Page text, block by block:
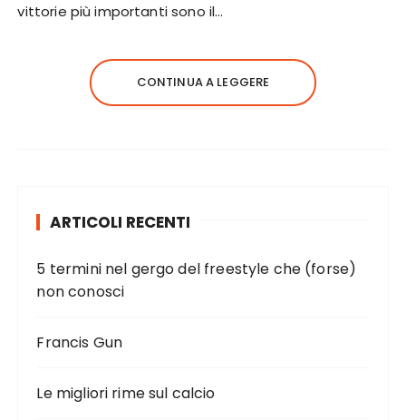
vittorie più importanti sono il…
CONTINUA A LEGGERE
ARTICOLI RECENTI
5 termini nel gergo del freestyle che (forse)
non conosci
Francis Gun
Le migliori rime sul calcio